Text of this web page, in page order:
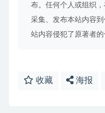
布。任何个人或组织
采集、发布本站内容
站内容侵犯了原著者的
收藏 海报